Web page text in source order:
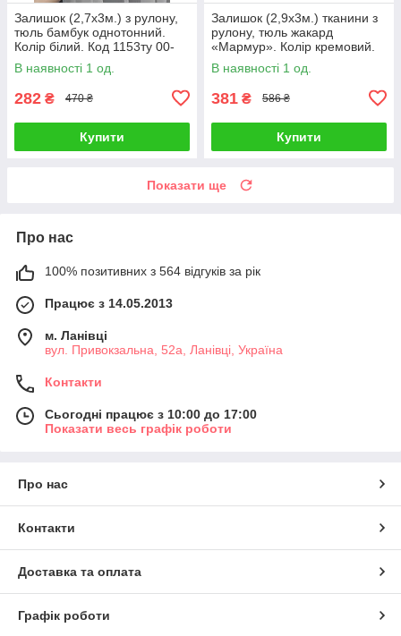
Залишок (2,7х3м.) з рулону,
тюль бамбук однотонний.
Колір білий. Код 1153ту 00-
0094
В наявності 1 од.
282 ₴ 470 ₴
Купити
Залишок (2,9х3м.) тканини з
рулону, тюль жакард
«Мармур». Колір кремовий.
Код 1402ту 00-991
В наявності 1 од.
381 ₴ 586 ₴
Купити
Показати ще
Про нас
100% позитивних з 564 відгуків за рік
Працює з 14.05.2013
м. Ланівці
вул. Привокзальна, 52а, Ланівці, Україна
Контакти
Сьогодні працює з 10:00 до 17:00
Показати весь графік роботи
Про нас
Контакти
Доставка та оплата
Графік роботи